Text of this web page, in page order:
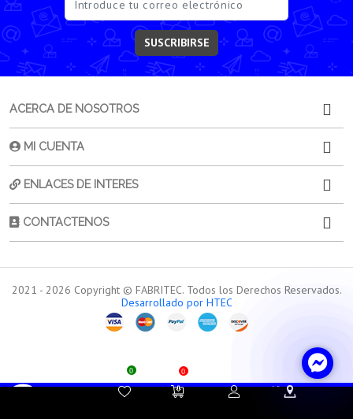
0 0
SUSCRIBIRSE
Atención al
ACERCA DE NOSOTROS
MI CUENTA
ENLACES DE INTERES
CONTACTENOS
2021 - 2026 Copyright © FABRITEC. Todos los Derechos Reservados.
Desarrollado por HTEC